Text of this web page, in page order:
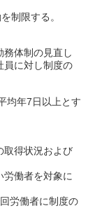
制限する。
体制の見直し
に対し制度の
均年7日以上とす
得状況および
働者を対象に
労働者に制度の